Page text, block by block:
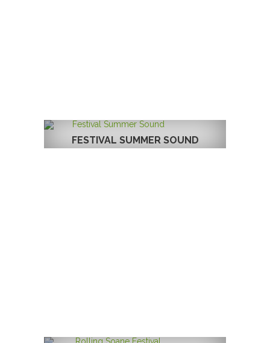
FESTIVAL SUMMER SOUND